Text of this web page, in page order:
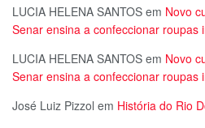
LUCIA HELENA SANTOS em Novo
Senar ensina a confeccionar roupas
LUCIA HELENA SANTOS em Novo
Senar ensina a confeccionar roupas
José Luiz Pizzol em História do Rio